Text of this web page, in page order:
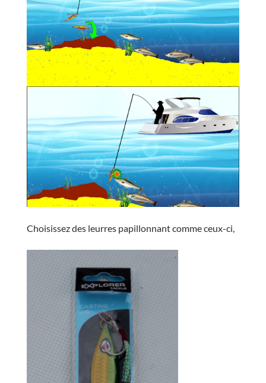
Choisissez des leurres papillonnant comme ceux-ci,